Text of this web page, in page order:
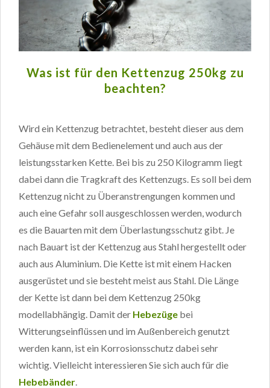
Was ist für den Kettenzug 250kg zu
beachten?
Wird ein Kettenzug betrachtet, besteht dieser aus dem
Gehäuse mit dem Bedienelement und auch aus der
leistungsstarken Kette. Bei bis zu 250 Kilogramm liegt
dabei dann die Tragkraft des Kettenzugs. Es soll bei dem
Kettenzug nicht zu Überanstrengungen kommen und
auch eine Gefahr soll ausgeschlossen werden, wodurch
es die Bauarten mit dem Überlastungsschutz gibt. Je
nach Bauart ist der Kettenzug aus Stahl hergestellt oder
auch aus Aluminium. Die Kette ist mit einem Hacken
ausgerüstet und sie besteht meist aus Stahl. Die Länge
der Kette ist dann bei dem Kettenzug 250kg
modellabhängig. Damit der Hebezüge bei
Witterungseinflüssen und im Außenbereich genutzt
werden kann, ist ein Korrosionsschutz dabei sehr
wichtig. Vielleicht interessieren Sie sich auch für die
Hebebänder